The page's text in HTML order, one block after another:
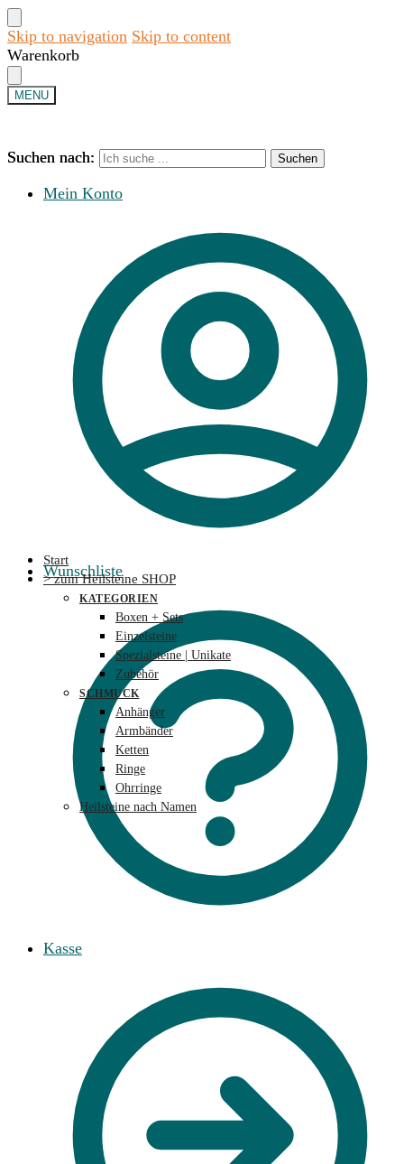
Skip to navigation Skip to content
Warenkorb
MENU
Suchen nach: Suchen
Mein Konto
Wunschliste
Kasse
Suchen nach: Suchen
Start
> zum Heilsteine SHOP
KATEGORIEN
Boxen + Sets
Einzelsteine
Spezialsteine | Unikate
Zubehör
SCHMUCK
Anhänger
Armbänder
Ketten
Ringe
Ohrringe
Heilsteine nach Namen